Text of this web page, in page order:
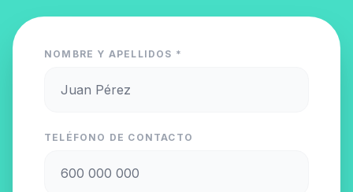
NOMBRE Y APELLIDOS *
TELÉFONO DE CONTACTO